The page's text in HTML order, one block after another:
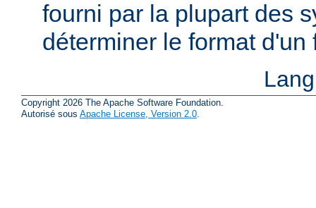
fourni par la plupart des
déterminer le format d'un
Copyright 2026 The Apache Software Foundation.
Autorisé sous Apache License, Version 2.0.